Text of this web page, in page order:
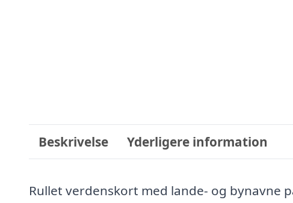
Beskrivelse Yderligere information
Rullet verdenskort med lande- og bynavne